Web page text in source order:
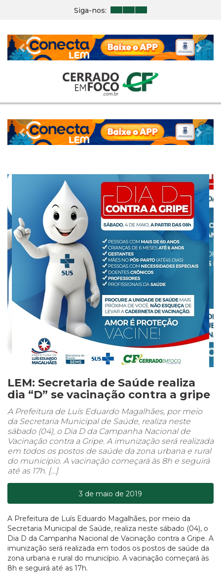
Siga-nos:
Previous Next
Previous Next
LEM: Secretaria de Saúde realiza
dia “D” se vacinação contra a gripe
A Prefeitura de Luís Eduardo Magalhães, por meio
da Secretaria Municipal de Saúde, realiza neste
sábado (04), o Dia D da Campanha Nacional de
Vacinação contra a Gripe. A imunização será realizada
em todos os postos de saúde da zona urbana e rural
do município. A vacinação começará às 8h e seguirá
até as 17h. […]
3 de maio de 2019
A Prefeitura de Luís Eduardo Magalhães, por meio da
Secretaria Municipal de Saúde, realiza neste sábado (04), o
Dia D da Campanha Nacional de Vacinação contra a Gripe. A
imunização será realizada em todos os postos de saúde da
zona urbana e rural do município. A vacinação começará às
8h e seguirá até as 17h.